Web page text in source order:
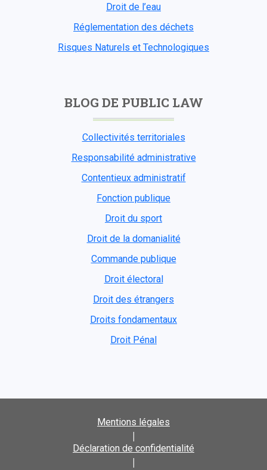
Droit de l’eau
Réglementation des déchets
Risques Naturels et Technologiques
BLOG DE PUBLIC LAW
Collectivités territoriales
Responsabilité administrative
Contentieux administratif
Fonction publique
Droit du sport
Droit de la domanialité
Commande publique
Droit électoral
Droit des étrangers
Droits fondamentaux
Droit Pénal
Mentions légales
|
Déclaration de confidentialité
|